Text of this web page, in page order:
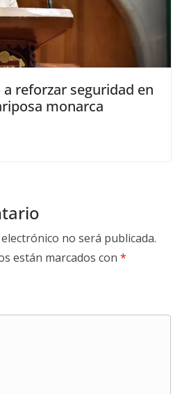
reforzar seguridad en
monarca
no será publicada.
están marcados con *